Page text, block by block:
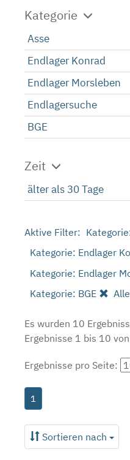
Kategorie
Asse
Endlager Konrad
Endlager Morsleben
Endlagersuche
BGE
Zeit
älter als 30 Tage
Aktive Filter:
Kategorie: Endlager
Kategorie: Endlager
Kategorie: BGE
Es wurden 10
Ergebnisse 1 bis 10
Ergebnisse pro Seite:
1
Sortieren nach